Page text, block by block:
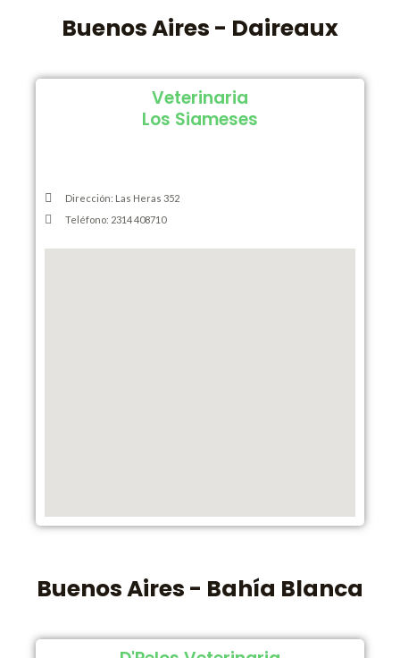
Buenos Aires - Daireaux
Veterinaria
Los Siameses
Dirección: Las Heras 352
Teléfono: 2314 408710
Buenos Aires - Bahía Blanca